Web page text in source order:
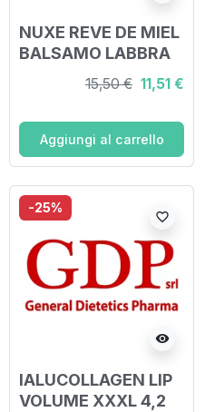
NUXE REVE DE MIEL
BALSAMO LABBRA
RIPARATORE AL
MIELE 15 G
15,50 € 11,51 €
Aggiungi al carrello
-25%
visibility
favorite_border
IALUCOLLAGEN LIP
VOLUME XXXL 4,2